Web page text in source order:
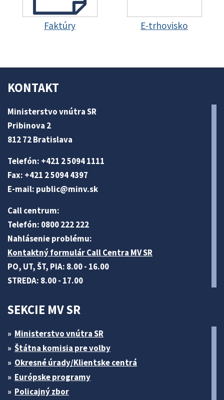
Faktúry E-trhovisko
KONTAKT
Ministerstvo vnútra SR
Pribinova 2
812 72 Bratislava
Telefón: +421 2 5094 1111
Fax: +421 2 5094 4397
E-mail: public@minv.sk
Call centrum:
Telefón: 0800 222 222
Nahlásenie problému:
Kontaktný formulár Call Centra MV SR
PO, UT, ŠT, PIA: 8.00 - 16.00
STREDA: 8.00 - 17.00
SEKCIE MV SR
Ministerstvo vnútra SR
Štátna komisia pre volby
Okresné úrady/Klientske centrá
Európske programy
Policajný zbor